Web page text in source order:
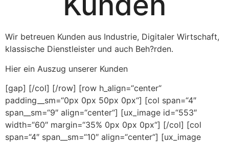
Wir betreuen Kunden aus Industrie, Digitaler Wirtschaft,
klassische Dienstleister und auch Beh?rden.
Hier ein Auszug unserer Kunden
[gap] [/col] [/row] [row h_align=“center“
padding__sm=“0px 0px 50px 0px“] [col span=“4″
span__sm=“9″ align=“center“] [ux_image id=“553″
width=“60″ margin=“35% 0px 0px 0px“] [/col] [col
span=“4″ span__sm=“10″ align=“center“] [ux_image